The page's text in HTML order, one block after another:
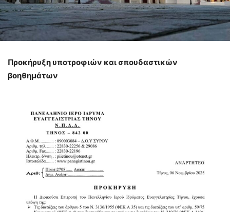
Προκήρυξη υποτροφιών και σπουδαστικών
βοηθημάτων